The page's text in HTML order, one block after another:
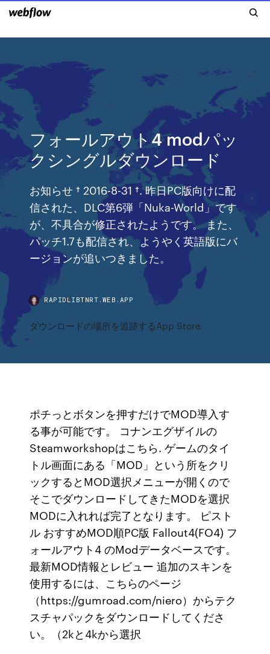
フォールアウト4 modパッ
クシングルダウンロード
お知らせ † 2016-8-31 †. 昨日PC版向けに配
信された、DLC第6弾「Nuka-World」です
が、不具合が修正されたようです。 また、
パッチ1.7も配信され、ようやく英語版にバ
ージョンが追いつきました。
RAPIDLIBTNRT.WEB.APP
ダウンロードの場所を追跡するApp Store
ポチっとボタンを押すだけでMOD導入す
る事が可能です。 コナンエグザイルの
Steamworkshopはこちら. ゲームのタイ
トル画面にある「MOD」という所をクリ
ックするとMOD選択メニューが開くので
そこでダウンロードしてきたMODを選択
MODに入れれば完了となります。 ピスト
ル おすすめMOD順PC版 Fallout4(FO4) フ
ォールアウト4 のModデータベースです。
最新MOD情報とレビュー 追加のスキンを
使用するには、こちらのページ
（https://gumroad.com/niero）からテク
スチャパックをダウンロードしてくださ
い。（2kと4kから選択